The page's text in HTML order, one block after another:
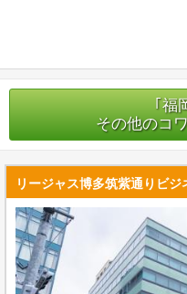
｢福
その他のコ
リージャス博多筑紫通りビジ